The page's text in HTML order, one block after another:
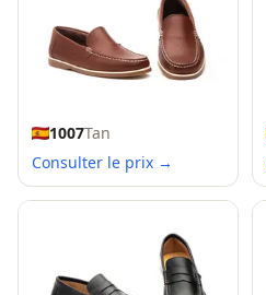
1007Tan
Consulter le prix →